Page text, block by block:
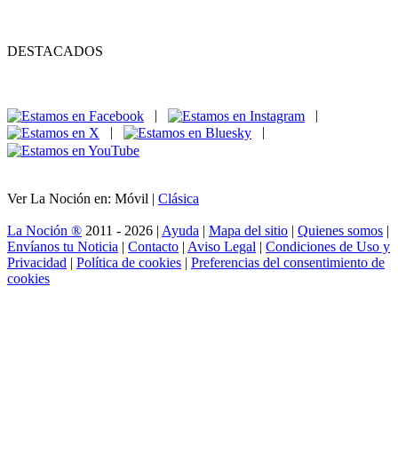
DESTACADOS
|
|
|
|
Ver La Noción en: Móvil | Clásica
La Noción ® 2011 - 2026 | Ayuda | Mapa del sitio | Quienes somos |
Envíanos tu Noticia | Contacto | Aviso Legal | Condiciones de Uso y
Privacidad | Política de cookies | Preferencias del consentimiento de
cookies